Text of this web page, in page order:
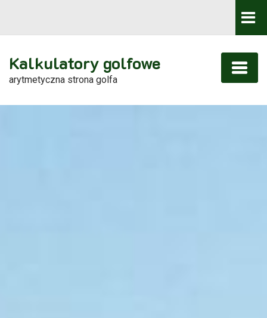
Kalkulatory golfowe
arytmetyczna strona golfa